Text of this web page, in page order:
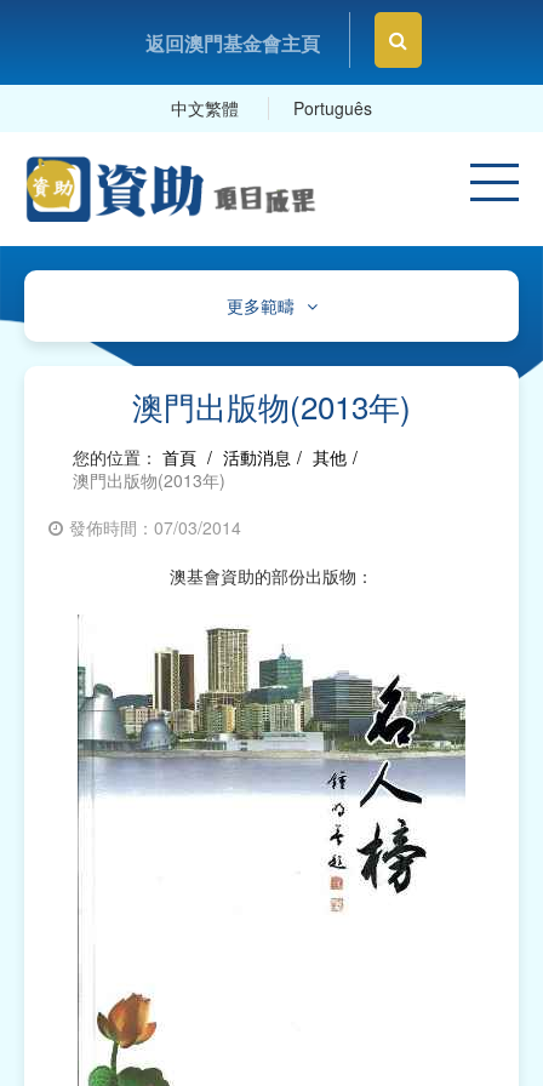
返回澳門基金會主頁
中文繁體 Português
更多範疇
文化、體育及康樂
教育及研究
衛生
社會服務
工商及專業社團、工會
慈善中介及志願活動推廣
公民社團及同鄉會
國際
其他
澳門出版物(2013年)
您的位置： 首頁 / 活動消息 / 其他 /
澳門出版物(2013年)
發佈時間：07/03/2014
澳基會資助的部份出版物：